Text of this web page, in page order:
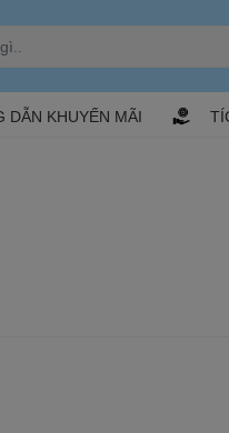
DẪN KHUYẾN MÃI